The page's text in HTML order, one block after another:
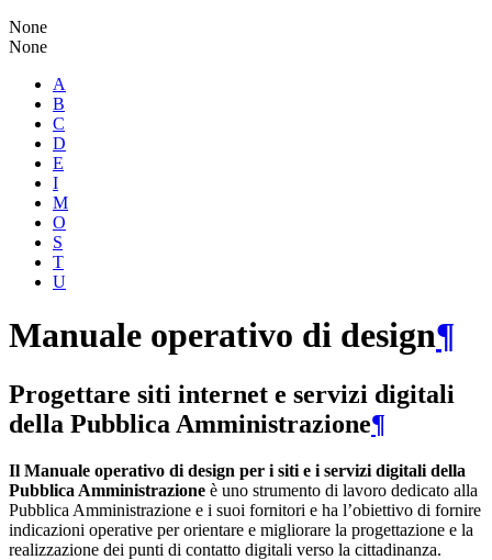
None
None
A
B
C
D
E
I
M
O
S
T
U
Manuale operativo di design¶
Progettare siti internet e servizi digitali
della Pubblica Amministrazione¶
Il Manuale operativo di design per i siti e i servizi digitali della
Pubblica Amministrazione è uno strumento di lavoro dedicato alla
Pubblica Amministrazione e i suoi fornitori e ha l’obiettivo di fornire
indicazioni operative per orientare e migliorare la progettazione e la
realizzazione dei punti di contatto digitali verso la cittadinanza.